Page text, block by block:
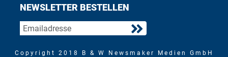
NEWSLETTER BESTELLEN
Copyright 2018 B & W Newsmaker Medien GmbH